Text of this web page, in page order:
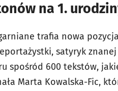
na 1.
trafia nowa
satyryk
spośród 600 tekstów,
Marta Kowalska-Fic,